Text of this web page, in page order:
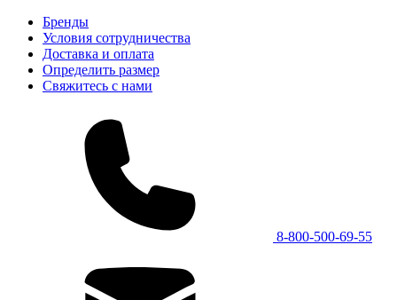
Бренды
Условия сотрудничества
Доставка и оплата
Определить размер
Свяжитесь с нами
8-800-500-69-55